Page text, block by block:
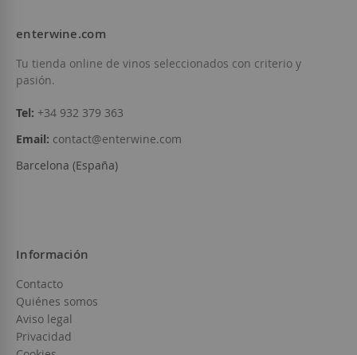
enterwine.com
Tu tienda online de vinos seleccionados con criterio y
pasión.
Tel: +34 932 379 363
Email: contact@enterwine.com
Barcelona (España)
Información
Contacto
Quiénes somos
Aviso legal
Privacidad